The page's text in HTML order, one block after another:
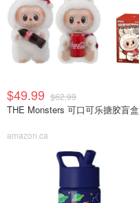
$49.99 $62.99
THE Monsters 可口可乐搪胶盲盒
amazon.ca